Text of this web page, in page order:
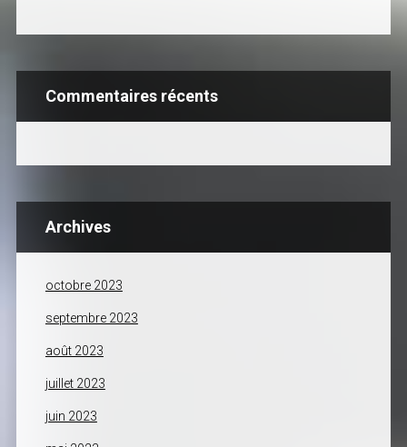
Commentaires récents
Archives
octobre 2023
septembre 2023
août 2023
juillet 2023
juin 2023